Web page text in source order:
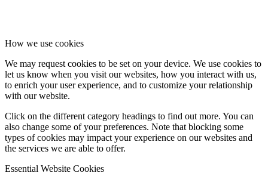
How we use cookies
We may request cookies to be set on your device. We use cookies to
let us know when you visit our websites, how you interact with us,
to enrich your user experience, and to customize your relationship
with our website.
Click on the different category headings to find out more. You can
also change some of your preferences. Note that blocking some
types of cookies may impact your experience on our websites and
the services we are able to offer.
Essential Website Cookies